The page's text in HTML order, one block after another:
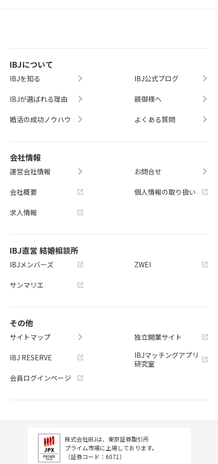
IBJについて
IBJを知る
IBJが選ばれる理由
婚活の成功ノウハウ
IBJ公式ブログ
親御様へ
よくある質問
会社情報
運営会社情報
会社概要
求人情報
お問合せ
個人情報の取り扱い
IBJ直営 結婚相談所
IBJメンバーズ
サンマリエ
ZWEI
その他
サイトマップ
IBJ RESERVE
会員ログインページ
独立開業サイト
IBJマッチングアプリ
研究室
株式会社IBJは、東京証券取引所
プライム市場に上場しております。
（証券コード：6071）